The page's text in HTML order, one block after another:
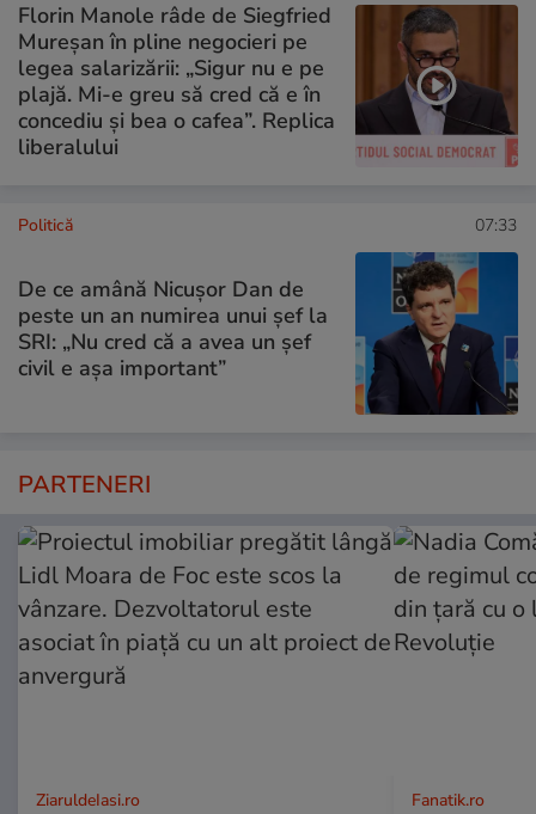
Florin Manole râde de Siegfried
Mureșan în pline negocieri pe
legea salarizării: „Sigur nu e pe
plajă. Mi-e greu să cred că e în
concediu și bea o cafea”. Replica
liberalului
Politică 07:33
De ce amână Nicușor Dan de
peste un an numirea unui șef la
SRI: „Nu cred că a avea un şef
civil e așa important”
PARTENERI
ZiaruldeIasi.ro Fanatik.ro